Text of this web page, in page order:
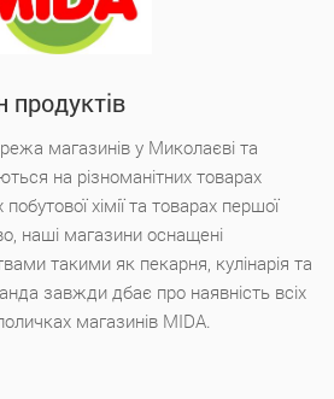
продуктів
магазинів у Миколаєві та
на різноманітних товарах
хімії та товарах першої
наші магазини оснащені
такими як пекарня, кулінарія та
завжди дбає про наявність всіх
магазинів MIDA.